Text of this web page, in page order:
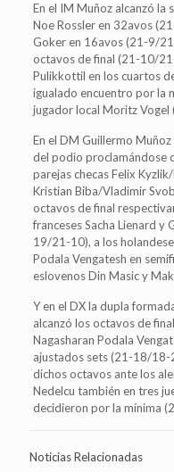
En el IM Muñoz alcanzó la
Noe Rossler en 32avos
Goker en 16avos (21-9/
octavos de final (21-10/
Pulikkottil en los cuartos
igualado encuentro por la
jugador local Moritz
En el DM Guillermo
del podio proclamándose
parejas checas Felix
Kristian Biba/Vladimir
octavos de final
franceses Sacha Lienard y
19/21-10), a los
Podala Vengatesh en
eslovenos Din Masic y
Y en el DX la dupla
alcanzó los octavos de
Nagasharan Podala
ajustados sets (21-18/
dichos octavos ante los
Nedelcu también en tres
decidieron por la mínima
Noticias Relacionadas